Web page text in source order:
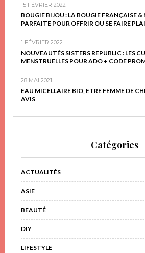
15 FÉVRIER 2022
BOUGIE BIJOU : LA BOUGIE FRANÇAISE &
PARFAITE POUR OFFRIR OU SE FAIRE
1 FÉVRIER 2022
NOUVEAUTÉS SISTERS REPUBLIC : LES
MENSTRUELLES POUR ADO + CODE
28 MAI 2021
EAU MICELLAIRE BIO, ÊTRE FEMME DE
AVIS
Catégories
ACTUALITÉS
ASIE
BEAUTÉ
DIY
LIFESTYLE